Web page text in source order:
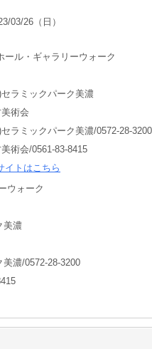
03/26（日）
ール・ギャラリーウォーク
ラミックパーク美濃
術会
ラミックパーク美濃/0572-28-3200
術会/0561-83-8415
イトはこちら
ウォーク
美濃
濃/0572-28-3200